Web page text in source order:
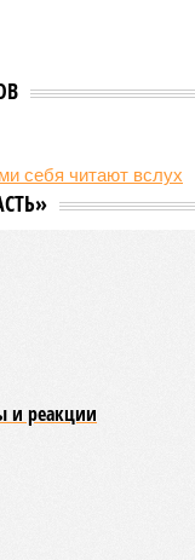
из ряда вон
сеть
как отмечают
есть, получается,
отметить, что
российская
республики до
такой
выступил
И,
менеджер, ЮКЖД
исполняют
концессионного
Армении